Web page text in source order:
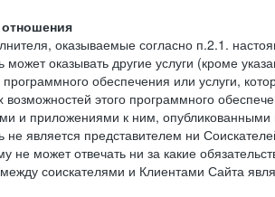
оказываемые согласно п.2.1.
может оказывать другие услуги (кроме
обеспечения или услуги,
этого программного
и приложениями к ним, опубликованными
не является представителем ни
не может отвечать ни за какие
соискателями и Клиентами Сайта